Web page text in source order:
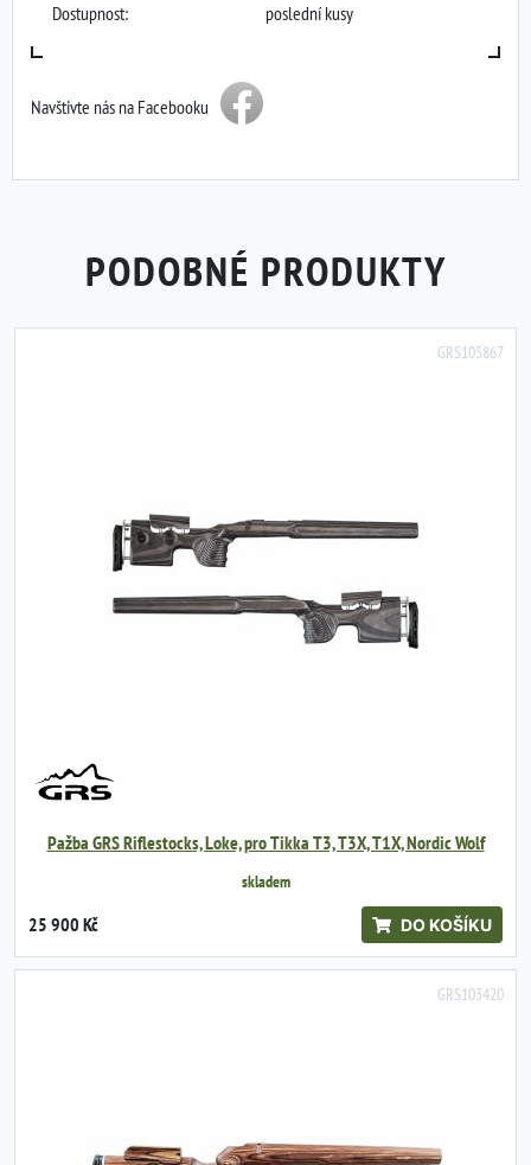
Dostupnost:
poslední kusy
Navštivte nás na Facebooku
PODOBNÉ PRODUKTY
GRS105867
Pažba GRS Riflestocks, Loke, pro Tikka T3, T3X, T1X, Nordic Wolf
skladem
25 900 Kč DO KOŠÍKU
GRS103420